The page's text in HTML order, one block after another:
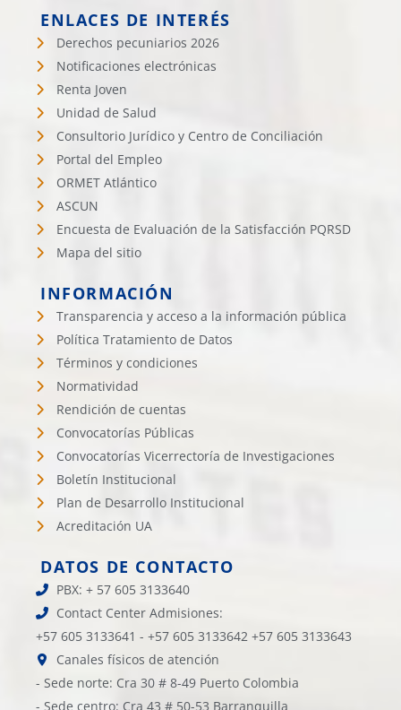
ENLACES DE INTERÉS
Derechos pecuniarios 2026
Notificaciones electrónicas
Renta Joven
Unidad de Salud
Consultorio Jurídico y Centro de Conciliación
Portal del Empleo
ORMET Atlántico
ASCUN
Encuesta de Evaluación de la Satisfacción PQRSD
Mapa del sitio
INFORMACIÓN
Transparencia y acceso a la información pública
Política Tratamiento de Datos
Términos y condiciones
Normatividad
Rendición de cuentas
Convocatorías Públicas
Convocatorías Vicerrectoría de Investigaciones
Boletín Institucional
Plan de Desarrollo Institucional
Acreditación UA
DATOS DE CONTACTO
PBX: + 57 605 3133640
Contact Center Admisiones:
+57 605 3133641 - +57 605 3133642 +57 605 3133643
Canales físicos de atención
- Sede norte: Cra 30 # 8-49 Puerto Colombia
- Sede centro: Cra 43 # 50-53 Barranquilla